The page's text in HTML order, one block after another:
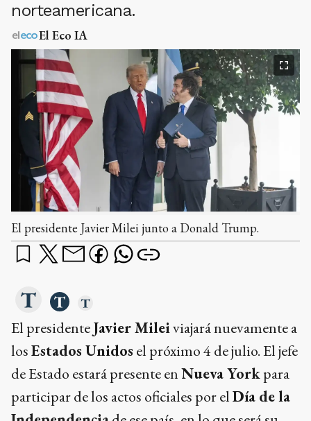
norteamericana.
El Eco IA
El presidente Javier Milei junto a Donald Trump.
El presidenteJavier Mileiviajará nuevamente a
losEstados Unidos el próximo 4 de julio. El jefe
de Estado estará presente enNueva Yorkpara
participar de los actos oficiales por elDía de la